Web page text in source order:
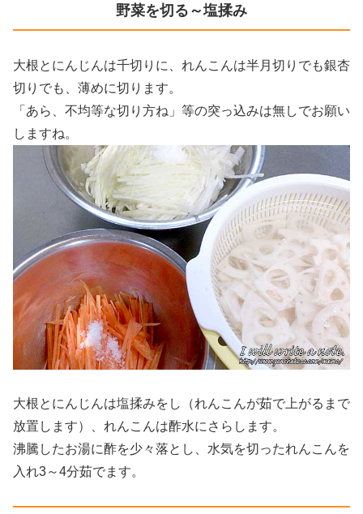
野菜を切る～塩揉み
大根とにんじんは千切りに、れんこんは半月切りでも銀杏
切りでも、薄めに切ります。
「あら、不均等な切り方ね」等の突っ込みは無しでお願い
しますね。
大根とにんじんは塩揉みをし（れんこんが茹で上がるまで
放置します）、れんこんは酢水にさらします。
沸騰したお湯に酢を少々落とし、水気を切ったれんこんを
入れ3～4分茹でます。